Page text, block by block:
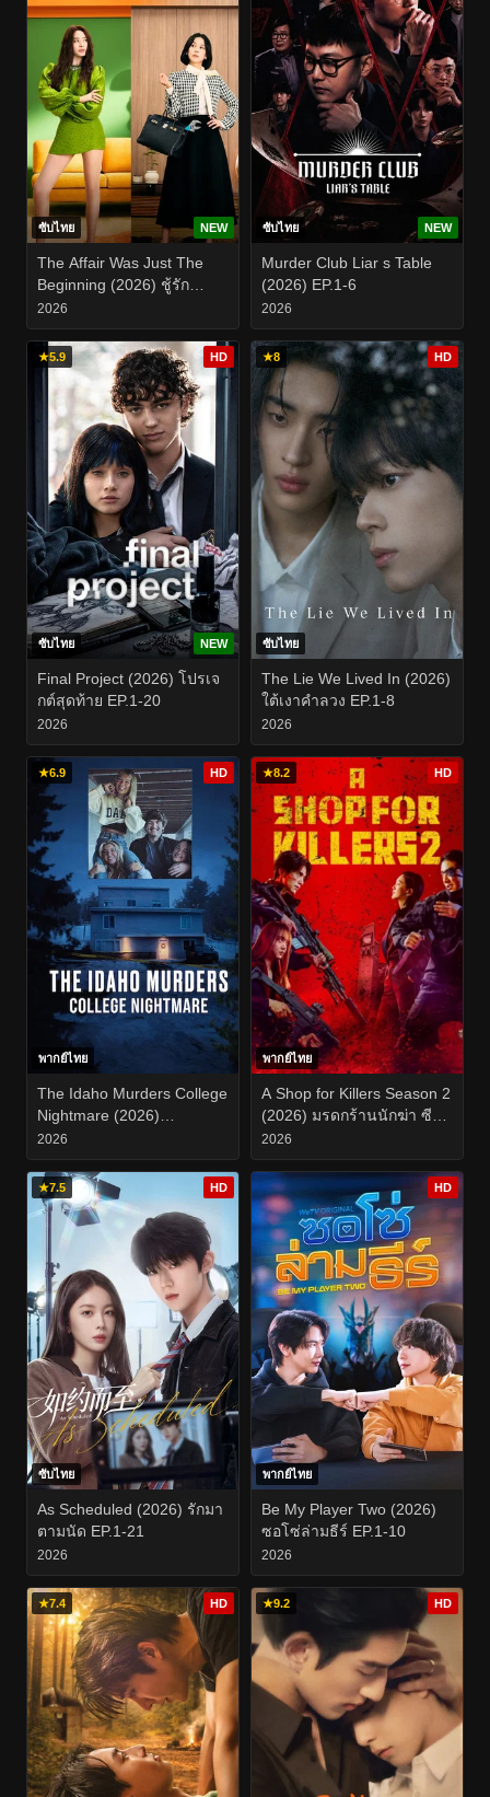
ซับไทย NEW
The Affair Was Just The
Beginning (2026) ชู้รัก
อำพรางเลือด EP.1-8
2026
ซับไทย NEW
Murder Club Liar s Table
(2026) EP.1-6
2026
★5.9 HD
ซับไทย NEW
Final Project (2026) โปรเจ
กต์สุดท้าย EP.1-20
2026
★8 HD
ซับไทย
The Lie We Lived In (2026)
ใต้เงาคำลวง EP.1-8
2026
★6.9 HD
พากย์ไทย
The Idaho Murders College
Nightmare (2026)
ฆาตกรรมในไอดาโฮ ฝัน
ร้ายกลางมหาวิทยาลัย EP.1-
3
2026
★8.2 HD
พากย์ไทย
A Shop for Killers Season 2
(2026) มรดกร้านนักฆ่า ซี
ซั่น 2 EP.1-8
2026
★7.5 HD
ซับไทย
As Scheduled (2026) รักมา
ตามนัด EP.1-21
2026
HD
พากย์ไทย
Be My Player Two (2026)
ซอโซ่ล่ามธีร์ EP.1-10
2026
★7.4 HD ★9.2 HD